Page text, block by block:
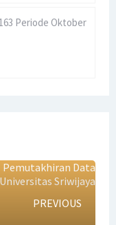
Sriwijaya
SRIWIJAYA KE-179
Periode Oktober
PREVIOUS